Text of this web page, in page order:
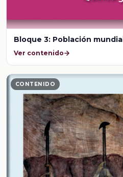
Bloque 3: Población mundial
Ver contenido
CONTENIDO